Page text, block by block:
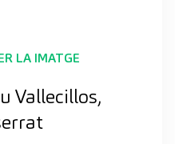
LA IMATGE
Vallecillos,